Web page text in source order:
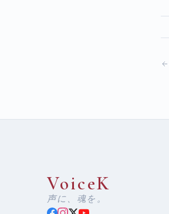
VoiceK
声に、魂を。